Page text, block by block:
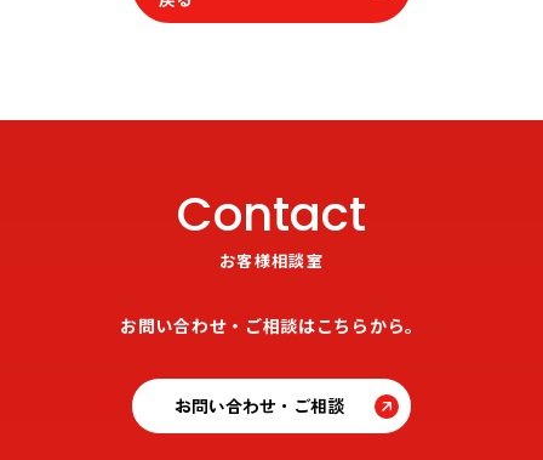
Contact
お客様相談室
お問い合わせ・ご相談はこちらから。
お問い合わせ・ご相談